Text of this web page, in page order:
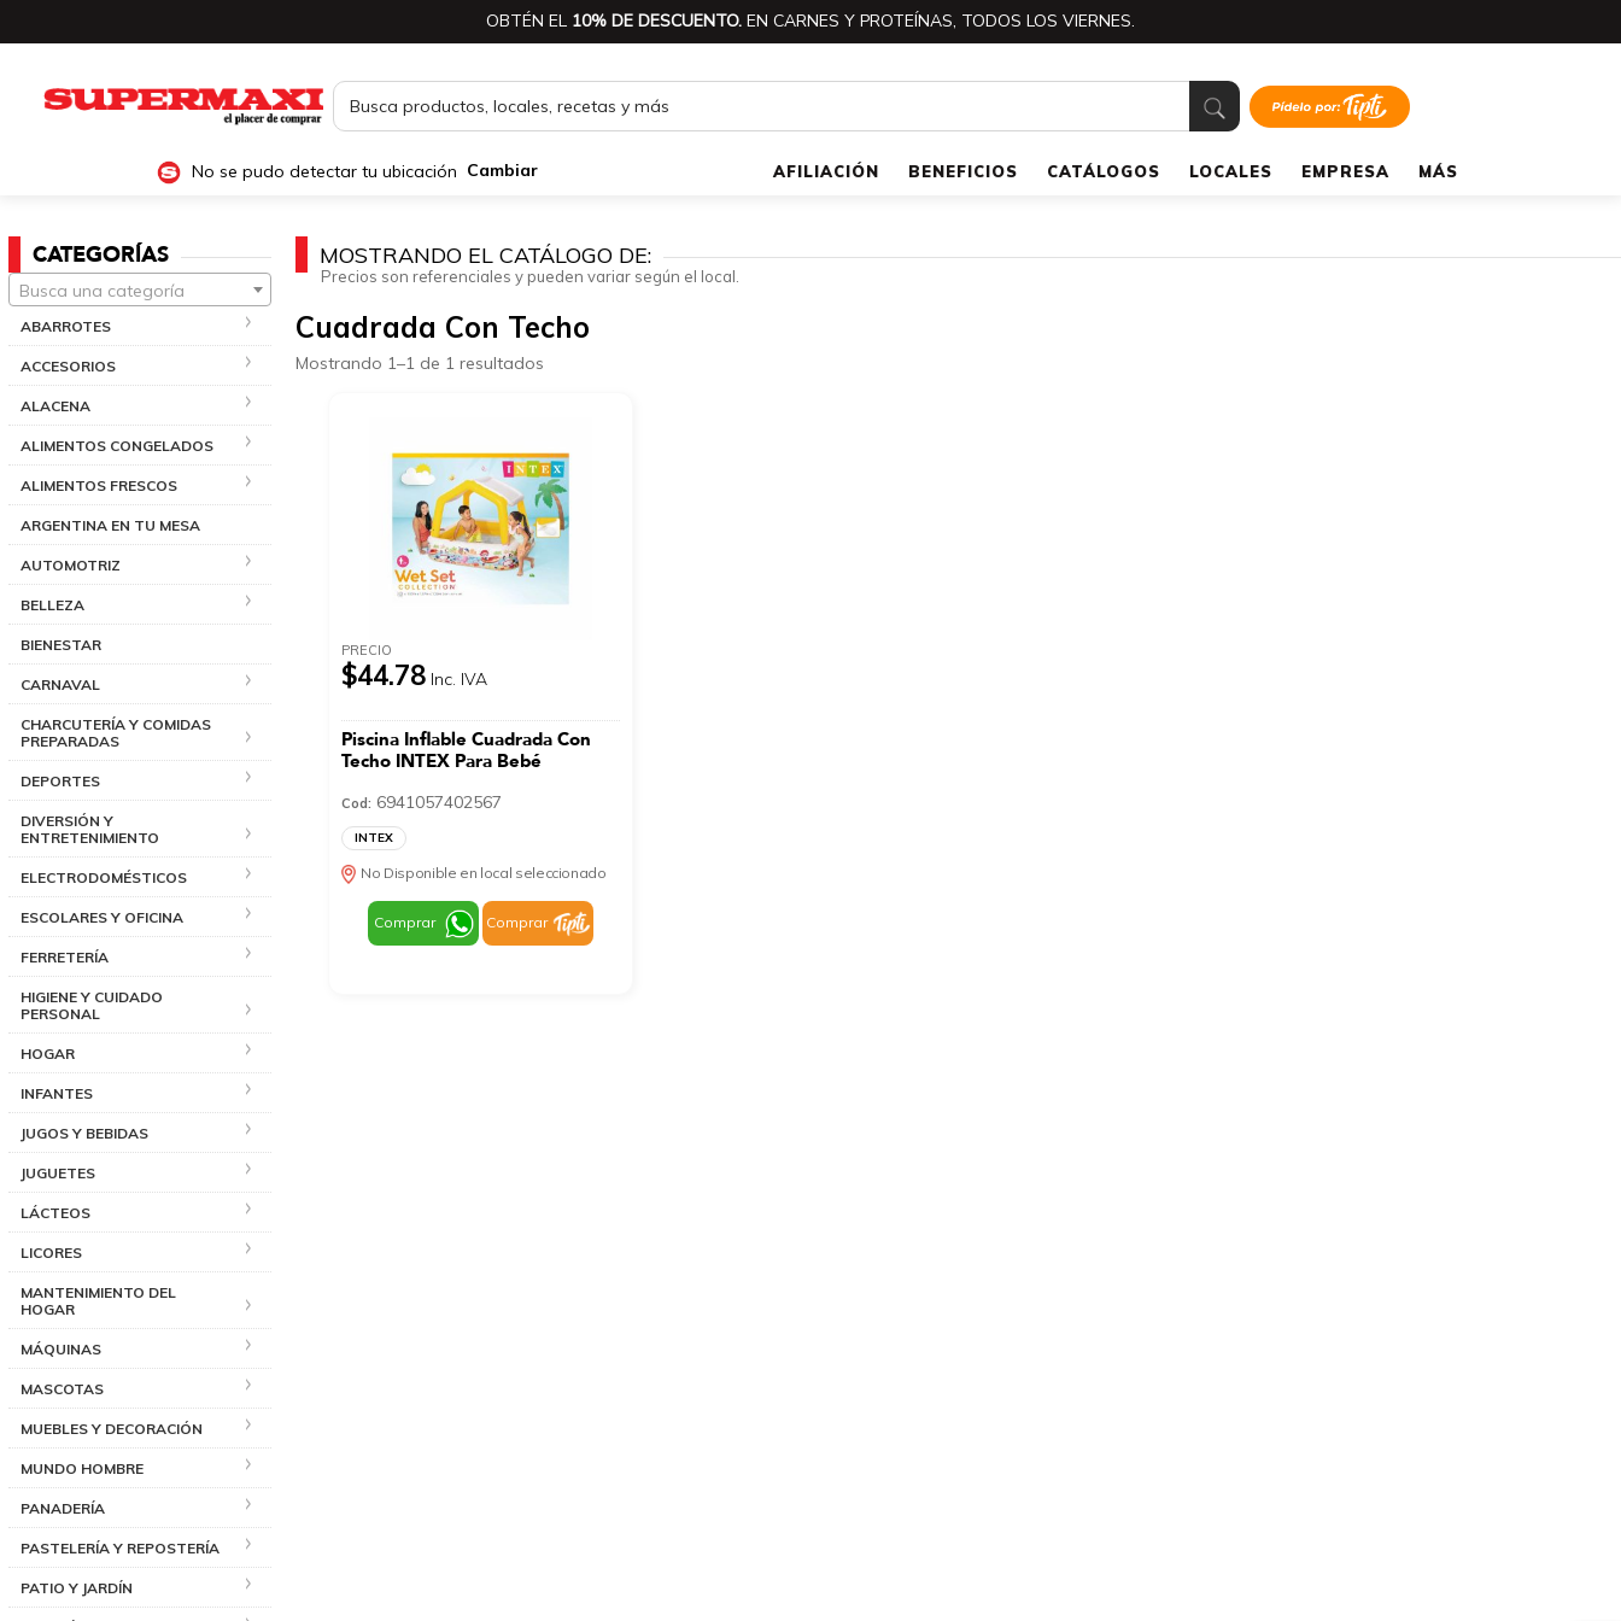
OBTÉN EL 10% DE DESCUENTO. EN CARNES Y PROTEÍNAS, TODOS LOS VIERNES.
No se pudo detectar tu ubicación Cambiar AFILIACIÓN BENEFICIOS CATÁLOGOS LOCALES EMPRESA MÁS
CATEGORÍAS
Busca una categoría
ABARROTES
ACCESORIOS
ALACENA
ALIMENTOS CONGELADOS
ALIMENTOS FRESCOS
ARGENTINA EN TU MESA
AUTOMOTRIZ
BELLEZA
BIENESTAR
CARNAVAL
CHARCUTERÍA Y COMIDAS
PREPARADAS
DEPORTES
DIVERSIÓN Y
ENTRETENIMIENTO
ELECTRODOMÉSTICOS
ESCOLARES Y OFICINA
FERRETERÍA
HIGIENE Y CUIDADO
PERSONAL
HOGAR
INFANTES
JUGOS Y BEBIDAS
JUGUETES
LÁCTEOS
LICORES
MANTENIMIENTO DEL
HOGAR
MÁQUINAS
MASCOTAS
MUEBLES Y DECORACIÓN
MUNDO HOMBRE
PANADERÍA
PASTELERÍA Y REPOSTERÍA
PATIO Y JARDÍN
MOSTRANDO EL CATÁLOGO DE:
Precios son referenciales y pueden variar según el local.
Cuadrada Con Techo
Mostrando 1–1 de 1 resultados
PRECIO
$44.78 Inc. IVA
Piscina Inflable Cuadrada Con
Techo INTEX Para Bebé
Cod: 6941057402567
INTEX
No Disponible en local seleccionado
Comprar Comprar